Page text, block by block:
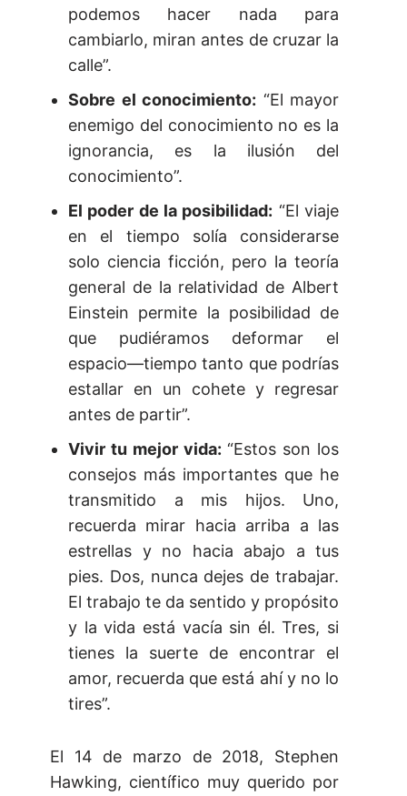
podemos hacer nada para
cambiarlo, miran antes de cruzar la
calle”.
Sobre el conocimiento: “El mayor
enemigo del conocimiento no es la
ignorancia, es la ilusión del
conocimiento”.
El poder de la posibilidad: “El viaje
en el tiempo solía considerarse
solo ciencia ficción, pero la teoría
general de la relatividad de Albert
Einstein permite la posibilidad de
que pudiéramos deformar el
espacio—tiempo tanto que podrías
estallar en un cohete y regresar
antes de partir”.
Vivir tu mejor vida: “Estos son los
consejos más importantes que he
transmitido a mis hijos. Uno,
recuerda mirar hacia arriba a las
estrellas y no hacia abajo a tus
pies. Dos, nunca dejes de trabajar.
El trabajo te da sentido y propósito
y la vida está vacía sin él. Tres, si
tienes la suerte de encontrar el
amor, recuerda que está ahí y no lo
tires”.
El 14 de marzo de 2018, Stephen
Hawking, científico muy querido por